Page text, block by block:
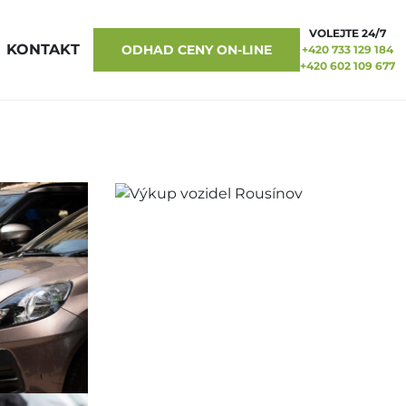
KONTAKT ODHAD CENY ON-LINE
VOLEJTE 24/7
+420 733 129 184
+420 602 109 677